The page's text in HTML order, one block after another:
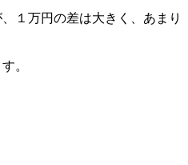
１万円の差は大きく、あまり
。